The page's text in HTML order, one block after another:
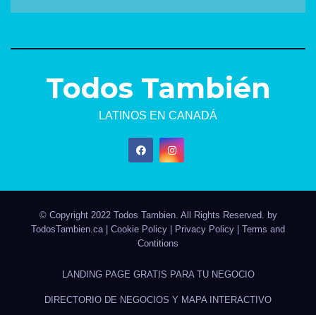
Todos También
LATINOS EN CANADÁ
© Copyright 2022 Todos Tambien. All Rights Reserved. by
TodosTambien.ca | Cookie Policy | Privacy Policy | Terms and
Contitions
LANDING PAGE GRATIS PARA TU NEGOCIO
DIRECTORIO DE NEGOCIOS Y MAPA INTERACTIVO